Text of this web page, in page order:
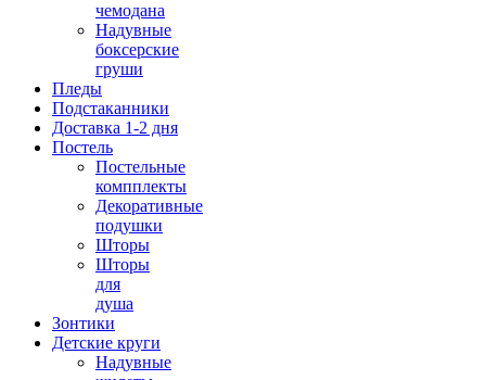
чемодана
Надувные
боксерские
груши
Пледы
Подстаканники
Доставка 1-2 дня
Постель
Постельные
компплекты
Декоративные
подушки
Шторы
Шторы
для
душа
Зонтики
Детские круги
Надувные